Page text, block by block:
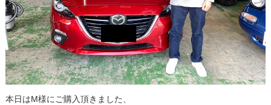
本日はM様にご購入頂きました、